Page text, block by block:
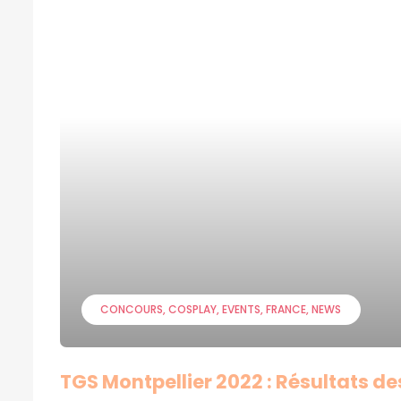
CONCOURS COSPLAY EVENTS FRANCE NEWS
TGS Montpellier 2022 : Résultats